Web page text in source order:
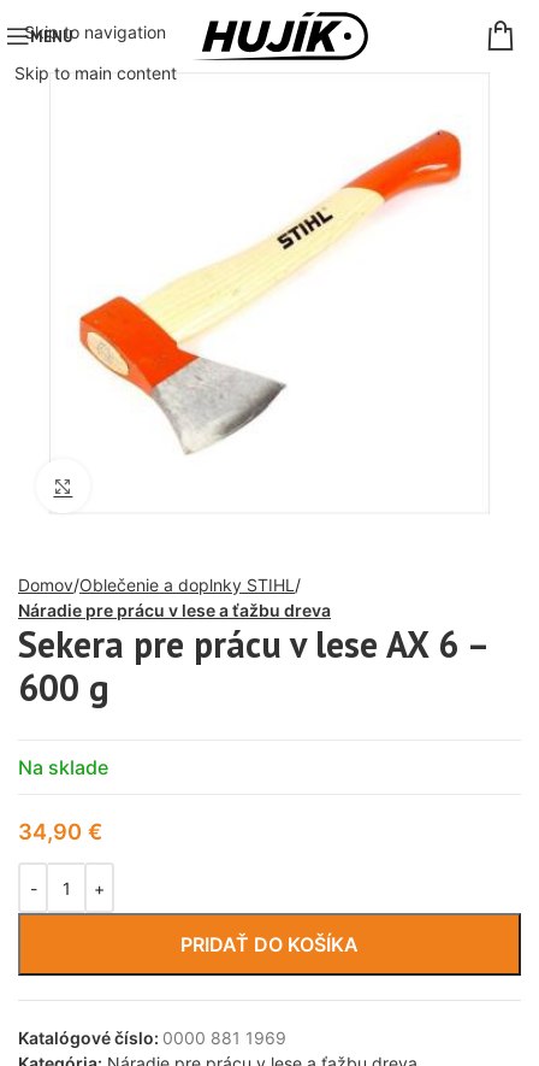
Skip to navigation
Skip to main content
MENU
Domov Oblečenie a doplnky STIHL
Náradie pre prácu v lese a ťažbu dreva
Sekera pre prácu v lese AX 6 –
600 g
Na sklade
34,90 €
PRIDAŤ DO KOŠÍKA
Katalógové číslo: 0000 881 1969